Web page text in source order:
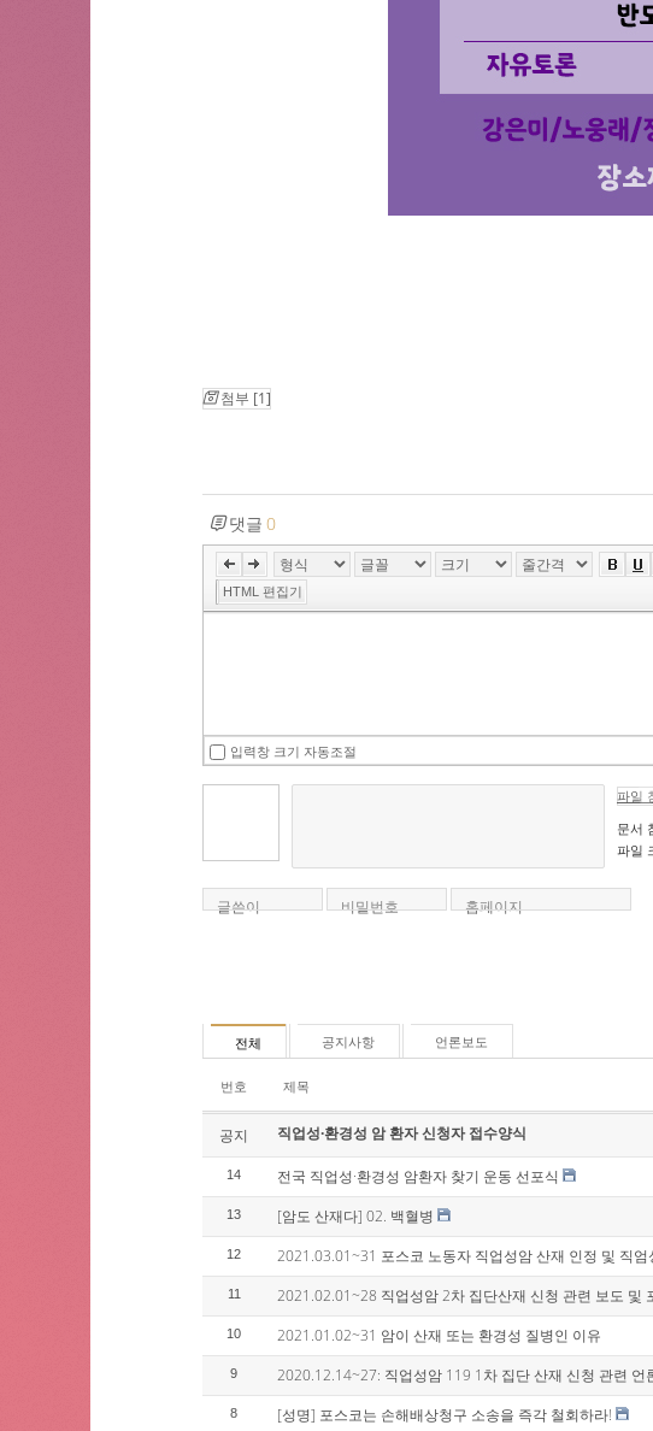
첨부 [1]
댓글0
HTML 편집기
입력창 크기 자동조절
파일
문서
파일
글쓴이 비밀번호 홈페이지
전체 공지사항 언론보도
번호 제목
공지 직업성·환경성 암 환자 신청자 접수양식
14 전국 직업성·환경성 암환자 찾기 운동 선포식
13 [암도 산재다] 02. 백혈병
12 2021.03.01~31 포스코 노동자 직업성암 산재 인정 및 직
11 2021.02.01~28 직업성암 2차 집단산재 신청 관련 보도 및
10 2021.01.02~31 암이 산재 또는 환경성 질병인 이유
9 2020.12.14~27: 직업성암 119 1차 집단 산재 신청 관련 언
8 [성명] 포스코는 손해배상청구 소송을 즉각 철회하라!